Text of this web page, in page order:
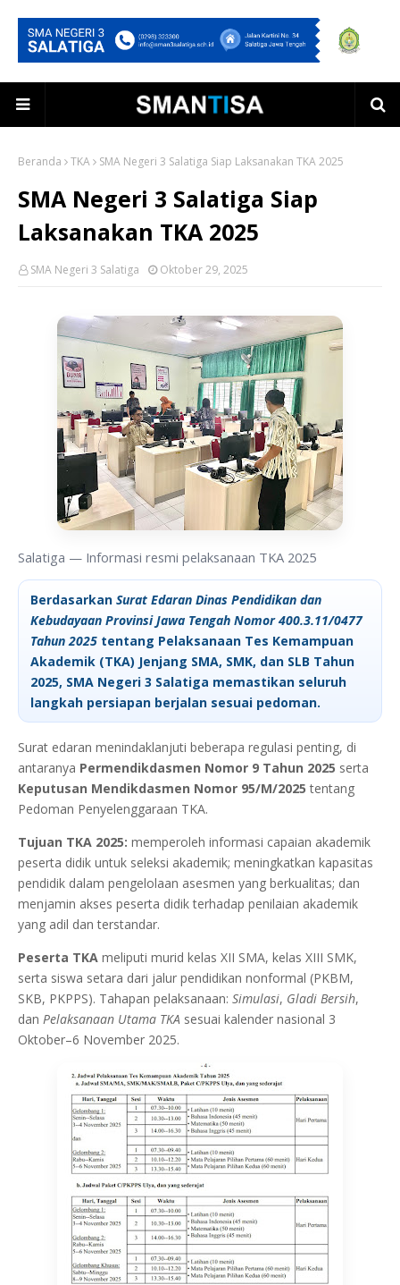
Beranda TKA SMA Negeri 3 Salatiga Siap Laksanakan TKA 2025
SMA Negeri 3 Salatiga Siap
Laksanakan TKA 2025
SMA Negeri 3 Salatiga Oktober 29, 2025
Salatiga — Informasi resmi pelaksanaan TKA 2025
Berdasarkan Surat Edaran Dinas Pendidikan dan
Kebudayaan Provinsi Jawa Tengah Nomor 400.3.11/0477
Tahun 2025tentang Pelaksanaan Tes Kemampuan
Akademik (TKA) Jenjang SMA, SMK, dan SLB Tahun
2025, SMA Negeri 3 Salatiga memastikan seluruh
langkah persiapan berjalan sesuai pedoman.
Surat edaran menindaklanjuti beberapa regulasi penting, di
antaranya Permendikdasmen Nomor 9 Tahun 2025 serta
Keputusan Mendikdasmen Nomor 95/M/2025 tentang
Pedoman Penyelenggaraan TKA.
Tujuan TKA 2025: memperoleh informasi capaian akademik
peserta didik untuk seleksi akademik; meningkatkan kapasitas
pendidik dalam pengelolaan asesmen yang berkualitas; dan
menjamin akses peserta didik terhadap penilaian akademik
yang adil dan terstandar.
Peserta TKA meliputi murid kelas XII SMA, kelas XIII SMK,
serta siswa setara dari jalur pendidikan nonformal (PKBM,
SKB, PKPPS). Tahapan pelaksanaan: Simulasi, Gladi Bersih,
dan Pelaksanaan Utama TKA sesuai kalender nasional 3
Oktober–6 November 2025.